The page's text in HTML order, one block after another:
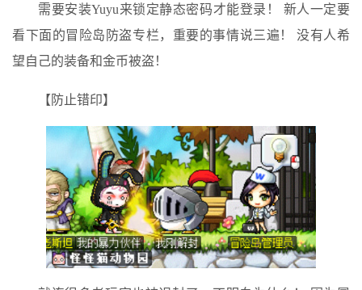
需要安装Yuyu来锁定静态密码才能登录！ 新人一定要
看下面的冒险岛防盗专栏，重要的事情说三遍！ 没有人希
望自己的装备和金币被盗！
【防止错印】